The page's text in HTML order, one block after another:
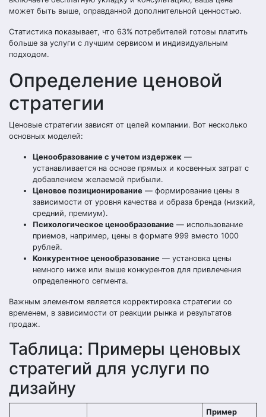
может быть выше, оправданной дополнительной ценностью.
Статистика показывает, что 63% потребителей готовы платить
больше за услуги с лучшим сервисом и индивидуальным
подходом.
Определение ценовой
стратегии
Ценовые стратегии зависят от целей компании. Вот несколько
основных моделей:
Ценообразование с учетом издержек —
устанавливается на основе прямых и косвенных затрат с
добавлением желаемой прибыли.
Ценовое позиционирование — формирование цены в
зависимости от уровня качества и образа бренда (низкий,
средний, премиум).
Психологическое ценообразование — использование
приемов, например, цены в формате 999 вместо 1000
рублей.
Конкурентное ценообразование — установка цены
немного ниже или выше конкурентов для привлечения
определенного сегмента.
Важным элементом является корректировка стратегии со
временем, в зависимости от реакции рынка и результатов
продаж.
Таблица: Примеры ценовых
стратегий для услуги по
дизайну
Пример